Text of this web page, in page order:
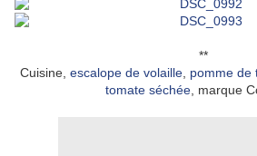
**
Cuisine, escalope de volaille pomme de
tomate séchée, marque